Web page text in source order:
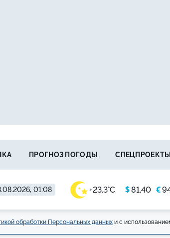
01:08 +23.3°C $81,40 €
ПРОГНОЗ ПОГОДЫ СПЕЦПРОЕКТЫ
обработки Персональных данных и с